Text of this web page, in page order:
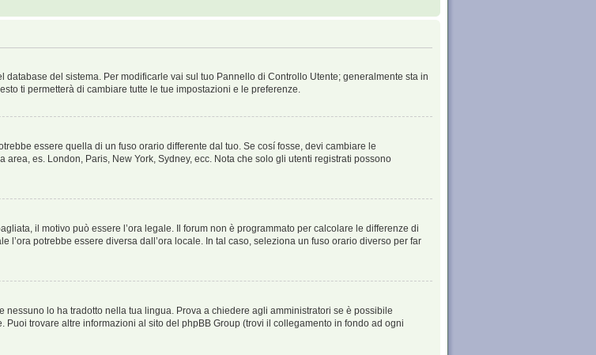
del sistema. Per modificarle vai sul tuo Pannello di Controllo Utente; generalmente sta in
ti permetterà di cambiare tutte le tue impostazioni e le preferenze.
essere quella di un fuso orario differente dal tuo. Se cosí fosse, devi cambiare le
es. London, Paris, New York, Sydney, ecc. Nota che solo gli utenti registrati possono
il motivo può essere l’ora legale. Il forum non è programmato per calcolare le differenze di
l’ora potrebbe essere diversa dall’ora locale. In tal caso, seleziona un fuso orario diverso per far
nessuno lo ha tradotto nella tua lingua. Prova a chiedere agli amministratori se è possibile
trovare altre informazioni al sito del phpBB Group (trovi il collegamento in fondo ad ogni